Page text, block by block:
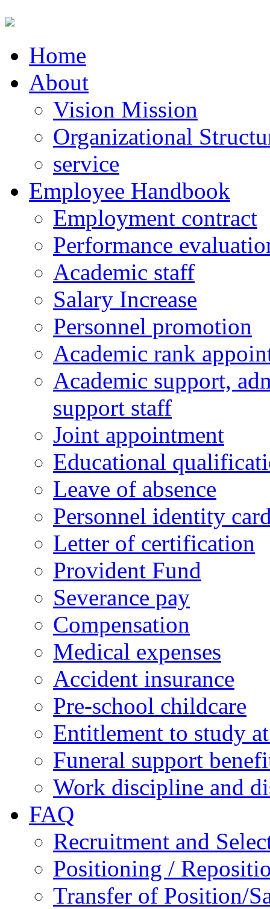
Home
About
Vision Mission
Organizational
service
Employee Handbook
Employment contract
Performance
Academic staff
Salary Increase
Personnel promotion
Academic rank
Academic support,
support staff
Joint appointment
Educational
Leave of absence
Personnel identity
Letter of certification
Provident Fund
Severance pay
Compensation
Medical expenses
Accident insurance
Pre-school childcare
Entitlement to study
Funeral support
Work discipline and
FAQ
Recruitment and
Positioning /
Transfer of Position/